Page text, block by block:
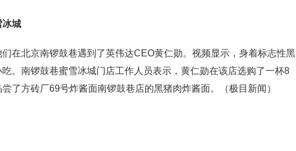
冰城
在北京南锣鼓巷遇到了英伟达CEO黄仁勋。视频显示，身着标志性黑
。南锣鼓巷蜜雪冰城门店工作人员表示，黄仁勋在该店选购了一杯8
了方砖厂69号炸酱面南锣鼓巷店的黑猪肉炸酱面。（极目新闻）